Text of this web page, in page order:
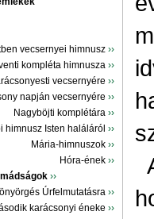
vecsernyei himnusz ››
kompléta himnusza ››
vecsernyére ››
napján vecsernyére ››
Nagyböjti komplétára ››
himnusz Isten haláláról ››
Mária-himnuszok ››
Hóra-ének ››
››
Úrfelmutatásra ››
karácsonyi éneke ››